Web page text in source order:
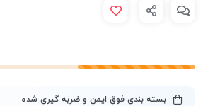
بسته بندی فوق ایمن و ضربه گیری شده